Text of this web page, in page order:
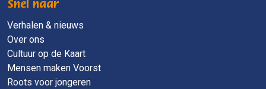
Snel naar
Verhalen & nieuws
Over ons
Cultuur op de Kaart
Mensen maken Voorst
Roots voor jongeren